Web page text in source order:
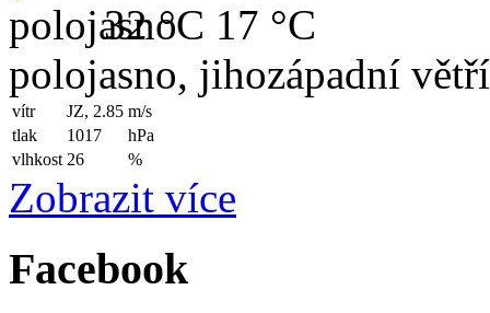
32 °C 17 °C
polojasno, jihozápadní
vítr JZ, 2.85 m/s
tlak
1017
hPa
vlhkost 26 %
Zobrazit více
Facebook